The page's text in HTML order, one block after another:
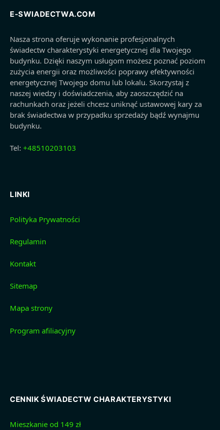
E-SWIADECTWA.COM
Nasza strona oferuje wykonanie profesjonalnych
świadectw charakterystyki energetycznej dla Twojego
budynku. Dzięki naszym usługom możesz poznać poziom
zużycia energii oraz możliwości poprawy efektywności
energetycznej Twojego domu lub lokalu. Skorzystaj z
naszej wiedzy i doświadczenia, aby zaoszczędzić na
rachunkach oraz jeżeli chcesz uniknąć ustawowej kary za
brak świadectwa w przypadku sprzedaży bądź wynajmu
budynku.
Tel: +48510203103
LINKI
Polityka Prywatności
Regulamin
Kontakt
Sitemap
Mapa strony
Program afiliacyjny
CENNIK ŚWIADECTW CHARAKTERYSTYKI
Mieszkanie od 149 zł